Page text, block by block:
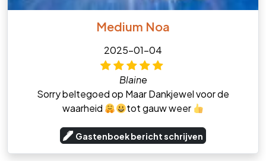
Medium Noa
2025-01-04
Blaine
Sorry beltegoed op Maar Dankjewel voor de
waarheid
tot gauw weer
Gastenboek bericht schrijven